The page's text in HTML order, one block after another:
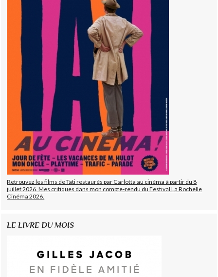
Retrouvez les films de Tati restaurés par Carlotta au cinéma à partir du 8
juillet 2026. Mes critiques dans mon compte-rendu du Festival La Rochelle
Cinéma 2026.
LE LIVRE DU MOIS